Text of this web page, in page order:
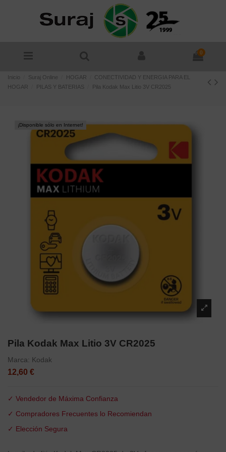
0
Inicio Suraj Online HOGAR
CONECTIVIDAD Y ENERGIA PARA EL
HOGAR
PILAS Y BATERIAS Pila Kodak Max Litio 3V CR2025
¡Disponible sólo en Internet!
Pila Kodak Max Litio 3V CR2025
Marca: Kodak
12,60 €
✓ Vendedor de Máxima Confianza
✓ Compradores Frecuentes lo Recomiendan
✓ Elección Segura